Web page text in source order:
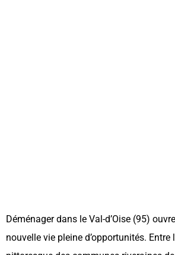
Déménager dans le Val-d’Oise (95)
nouvelle vie pleine d’opportunités. Entre